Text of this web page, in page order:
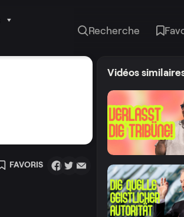
Recherche
FAVORIS
Vidéos